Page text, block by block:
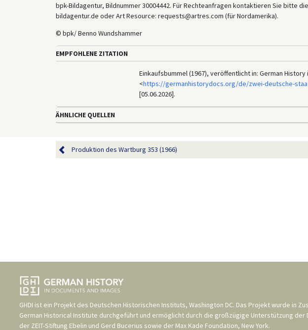
bpk-Bildagentur, Bildnummer 30004442. Für Rechteanfragen kontaktieren Sie bitte
bildagentur.de oder Art Resource: requests@artres.com (für Nordamerika).
© bpk/ Benno Wundshammer
EMPFOHLENE ZITATION
Einkaufsbummel (1967), veröffentlicht in: German History
<https://germanhistorydocs.org/de/zwei-deutsche-
[05.06.2026].
ÄHNLICHE QUELLEN
Produktion des Wartburg 353 (1966)
GHDI ist ein Projekt des Deutschen Historischen Instituts, Washington DC. Das Projekt wurde in
German Historical Institute durchgeführt und ermöglicht durch die großzügige Unterstützung der
der ZEIT-Stiftung Ebelin und Gerd Bucerius sowie der Max Kade Foundation, New York.